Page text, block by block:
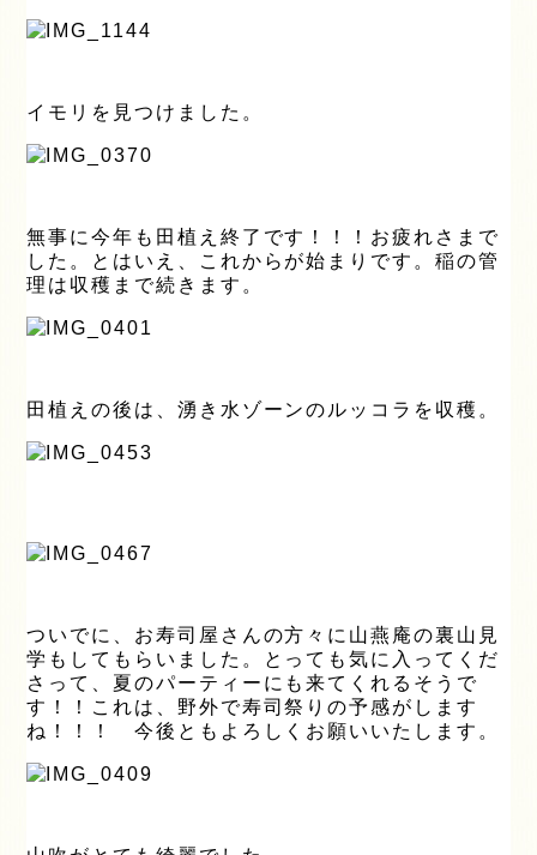
イモリを見つけました。
無事に今年も田植え終了です！！！お疲れさまで
した。とはいえ、これからが始まりです。稲の管
理は収穫まで続きます。
田植えの後は、湧き水ゾーンのルッコラを収穫。
ついでに、お寿司屋さんの方々に山燕庵の裏山見
学もしてもらいました。とっても気に入ってくだ
さって、夏のパーティーにも来てくれるそうで
す！！これは、野外で寿司祭りの予感がします
ね！！！ 今後ともよろしくお願いいたします。